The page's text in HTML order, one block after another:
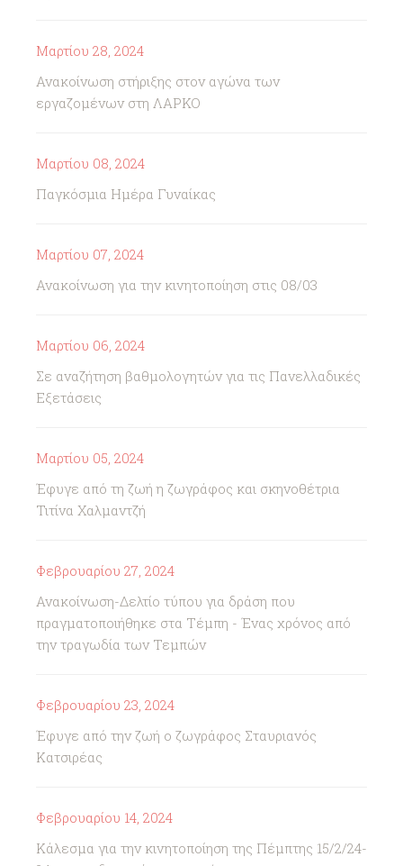
Μαρτίου 28, 2024
Ανακοίνωση στήριξης στον αγώνα των
εργαζομένων στη ΛΑΡΚΟ
Μαρτίου 08, 2024
Παγκόσμια Ημέρα Γυναίκας
Μαρτίου 07, 2024
Ανακοίνωση για την κινητοποίηση στις 08/03
Μαρτίου 06, 2024
Σε αναζήτηση βαθμολογητών για τις Πανελλαδικές
Εξετάσεις
Μαρτίου 05, 2024
Έφυγε από τη ζωή η ζωγράφος και σκηνοθέτρια
Τιτίνα Χαλμαντζή
Φεβρουαρίου 27, 2024
Ανακοίνωση-Δελτίο τύπου για δράση που
πραγματοποιήθηκε στα Τέμπη - Ένας χρόνος από
την τραγωδία των Τεμπών
Φεβρουαρίου 23, 2024
Έφυγε από την ζωή ο ζωγράφος Σταυριανός
Κατσιρέας
Φεβρουαρίου 14, 2024
Κάλεσμα για την κινητοποίηση της Πέμπτης 15/2/24-